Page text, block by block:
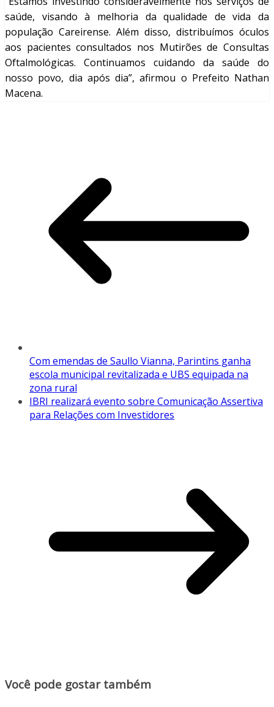
saúde, visando à melhoria da qualidade de vida da
população Careirense. Além disso, distribuímos óculos
aos pacientes consultados nos Mutirões de Consultas
Oftalmológicas. Continuamos cuidando da saúde do
nosso povo, dia após dia”, afirmou o Prefeito Nathan
Macena.
Com emendas de Saullo Vianna, Parintins ganha
escola municipal revitalizada e UBS equipada na
zona rural
IBRI realizará evento sobre Comunicação Assertiva
para Relações com Investidores
Você pode gostar também